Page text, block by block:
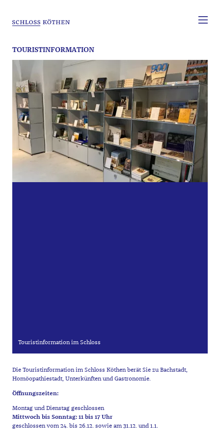
TOURISTINFORMATION
Touristinformation im Schloss
Die Touristinformation im Schloss Köthen berät Sie zu Bachstadt,
Homöopathiestadt, Unterkünften und Gastronomie.
Öffnungszeiten:
Montag und Dienstag geschlossen
Mittwoch bis Sonntag: 11 bis 17 Uhr
geschlossen vom 24. bis 26.12. sowie am 31.12. und 1.1.